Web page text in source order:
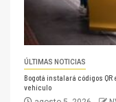
ÚLTIMAS NOTICIAS
Bogotá instalará códigos
vehículo